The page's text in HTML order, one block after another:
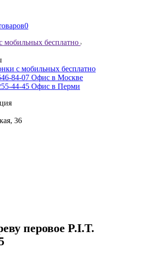
0
мобильных бесплатно
с мобильных бесплатно
84-07 Офис в Москве
44-45 Офис в Перми
36
перовое P.I.T.